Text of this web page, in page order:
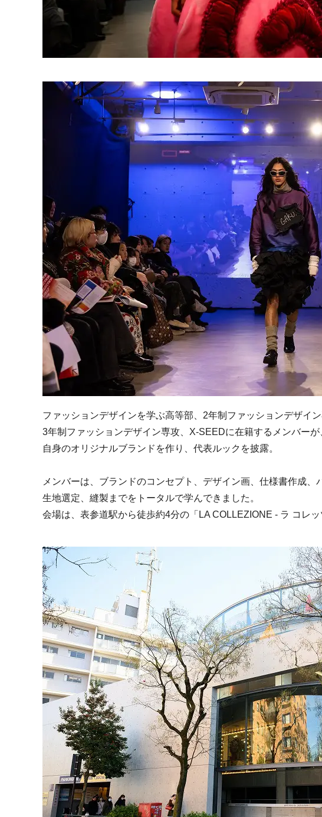
ファッションデザインを学ぶ高等部、2年制ファッションデザイン
3年制ファッションデザイン専攻、X-SEEDに在籍するメンバーが
自身のオリジナルブランドを作り、代表ルックを披露。
メンバーは、ブランドのコンセプト、デザイン画、仕様書作成、
生地選定、縫製までをトータルで学んできました。
会場は、表参道駅から徒歩約4分の「LA COLLEZIONE - ラ コレッ